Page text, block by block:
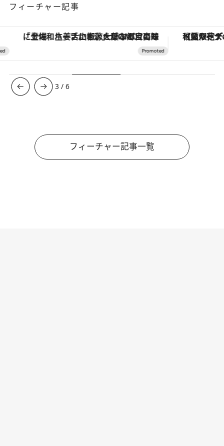
フィーチャー記事
「土佐和ハーブかき氷」がOMO7高知に登場！生姜、山椒、大葉など目にも舌にも涼を呼ぶ郷土の味 【夏限定ディナーコース】旬を
3 /6
フィーチャー記事一覧